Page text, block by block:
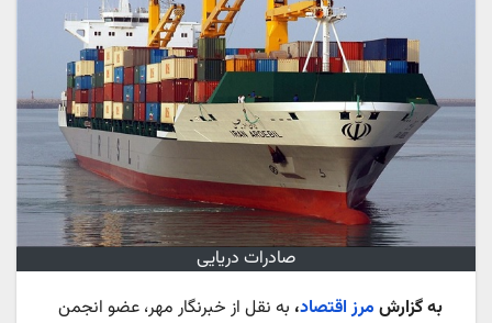
صادرات دریایی
به گزارش مرز اقتصاد، به نقل از خبرنگار مهر، عضو انجمن